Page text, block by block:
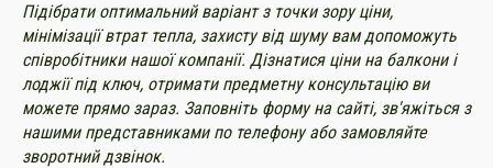
Підібрати оптимальний варіант з точки зору ціни,
мінімізації втрат тепла, захисту від шуму вам допоможуть
співробітники нашої компанії. Дізнатися ціни на балкони і
лоджії під ключ, отримати предметну консультацію ви
можете прямо зараз. Заповніть форму на сайті, зв'яжіться з
нашими представниками по телефону або замовляйте
зворотний дзвінок.